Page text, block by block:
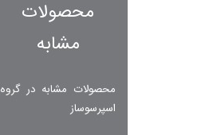
محصولات
مشابه
محصولات مشابه در گروه
اسپرسوساز